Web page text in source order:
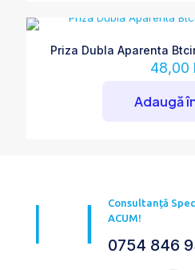
Priza Dubla Aparenta
48,00
Adaugă
Consultanță
ACUM!
0754 846